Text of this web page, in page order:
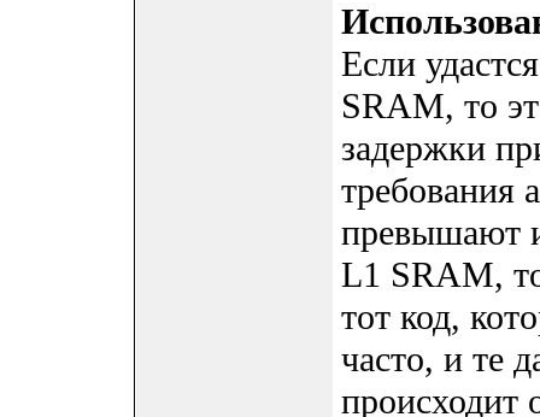
Если
SRAM, то
задержки
требования
превышают
L1 SRAM,
тот код,
часто, и те
происходит